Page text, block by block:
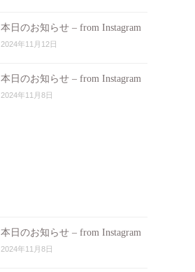
本日のお知らせ – from Instagram
2024年11月12日
本日のお知らせ – from Instagram
2024年11月8日
本日のお知らせ – from Instagram
2024年11月8日